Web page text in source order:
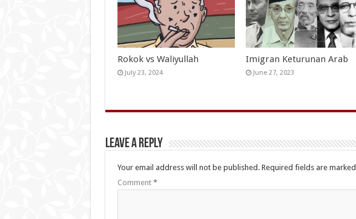
Rokok vs Waliyullah
July 23, 2024
Imigran Keturunan Arab
June 27, 2023
Leave a Reply
Your email address will not be published. Required fields are marked
Comment *